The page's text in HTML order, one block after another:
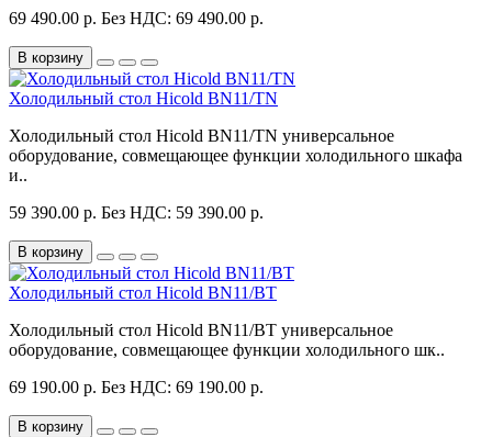
69 490.00 р. Без НДС: 69 490.00 р.
В корзину
Холодильный стол Hicold BN11/TN
Холодильный стол Hicold BN11/TN универсальное
оборудование, совмещающее функции холодильного шкафа
и..
59 390.00 р. Без НДС: 59 390.00 р.
В корзину
Холодильный стол Hicold BN11/BT
Холодильный стол Hicold BN11/BT универсальное
оборудование, совмещающее функции холодильного шк..
69 190.00 р. Без НДС: 69 190.00 р.
В корзину